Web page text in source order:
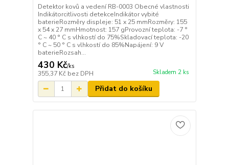
Detektor kovů a vedení RB-0003 Obecné vlastnosti
Indikátorcitlivosti detekceIndikátor vybité
baterieRozměry displeje: 51 x 25 mmRozměry: 155
x 54 x 27 mmHmotnost: 157 gProvozní teplota: -7 °
C ~ 40 ° C s vlhkostí do 75%Skladovací teplota: -20
° C ~ 50 ° C s vlhkostí do 85%Napájení: 9 V
baterieRozsah...
430 Kč/ks
355,37 Kč bez DPH Skladem 2 ks
Přidat do košíku